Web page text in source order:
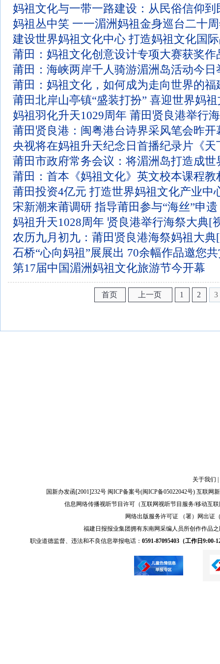
妈祖文化与一带一路建设：从民俗信仰到
妈祖丛中笑 一一湄洲妈祖金身巡台二十
建设世界妈祖文化中心 打造妈祖文化国
莆田：妈祖文化创意设计专项大赛获奖作
莆田：海峡两岸千人骑游湄洲岛活动今日
莆田：妈祖文化，如何成为走向世界的福
莆田北岸山亭镇“盛装打扮” 喜迎世界妈
妈祖羽化升天1029周年 莆田贤良港举行
莆田贤良港：闽粤港台诗界采风笔会昨开
央视将在妈祖升天纪念日首播纪录片《天
莆田市政府常务会议：将湄洲岛打造成世
莆田：首本《妈祖文化》英文校本课程教
莆田投资4亿元 打造世界妈祖文化产业中
宋新潮来莆调研 指导莆田参与“海丝”申遗
妈祖升天1028周年 贤良港举行海祭大典[
农历九月初九：莆田贤良港海祭妈祖大
石桥“心向妈祖”展展出 70余幅作品邀您
第17届中国湄洲妈祖文化旅游节今开幕
首页 上一页 1 2 3
关于我们
国新办发函[2001]232号 闽ICP备案号(闽ICP备05022042号) 互联网
信息网络传播视听节目许可（互联网视听节目服务/移动互
网络出版服务许可证 （署）网出证
福建日报报业集团拥有东南网采编人员所创作作品
职业道德监督、违法和不良信息举报电话： 0591-87095403（工作日9:00-